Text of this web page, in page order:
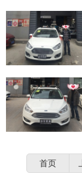
首页